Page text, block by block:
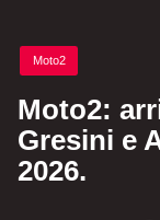
Posted
in
Moto2
Moto2:
Gresini e
2026.